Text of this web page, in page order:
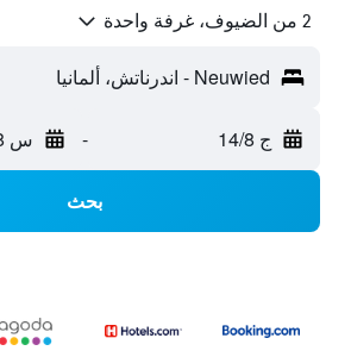
2 من الضيوف، غرفة واحدة
Neuwied - اندرناتش، ألمانيا
ج 14/8 - س 15/8
بحث